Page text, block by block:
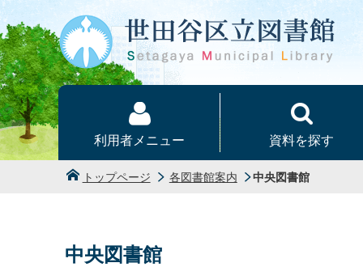
本文へ
利用者メニュー 資料を探す
トップページ 各図書館案内 中央図書館
中央図書館